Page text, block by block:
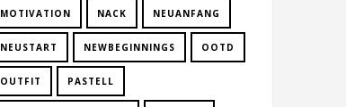
MOTIVATION NACK NEUANFANG
NEUSTART NEWBEGINNINGS OOTD
OUTFIT PASTELL